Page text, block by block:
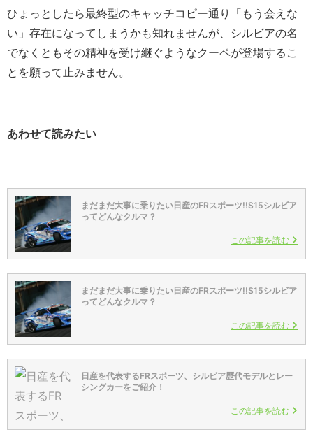
ひょっとしたら最終型のキャッチコピー通り「もう会えな
い」存在になってしまうかも知れませんが、シルビアの名
でなくともその精神を受け継ぐようなクーペが登場するこ
とを願って止みません。
あわせて読みたい
まだまだ大事に乗りたい日産のFRスポーツ!!S15シルビア
ってどんなクルマ？
この記事を読む
まだまだ大事に乗りたい日産のFRスポーツ!!S15シルビア
ってどんなクルマ？
この記事を読む
日産を代表するFRスポーツ、シルビア歴代モデルとレー
シングカーをご紹介！
この記事を読む